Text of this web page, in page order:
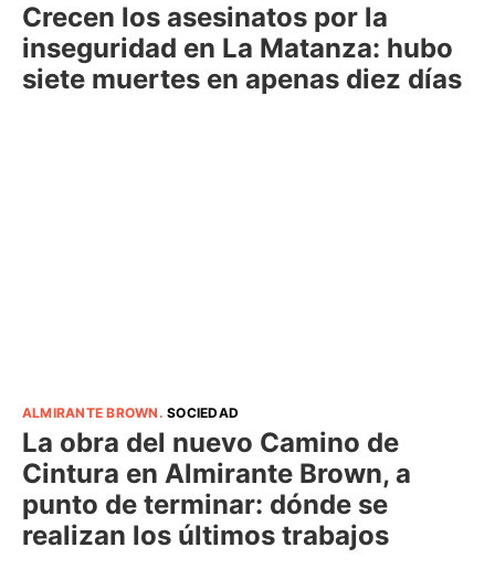
Crecen los asesinatos por la
inseguridad en La Matanza: hubo
siete muertes en apenas diez días
ALMIRANTE BROWN .SOCIEDAD
La obra del nuevo Camino de
Cintura en Almirante Brown, a
punto de terminar: dónde se
realizan los últimos trabajos